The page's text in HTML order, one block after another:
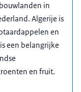
in
Algerije is
en
een belangrijke
en fruit.